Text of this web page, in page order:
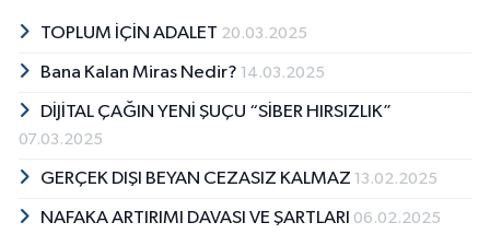
TOPLUM İÇİN ADALET 20.03.2025
Bana Kalan Miras Nedir? 14.03.2025
DİJİTAL ÇAĞIN YENİ ŞUÇU “SİBER HIRSIZLIK”
07.03.2025
GERÇEK DIŞI BEYAN CEZASIZ KALMAZ 13.02.2025
NAFAKA ARTIRIMI DAVASI VE ŞARTLARI 06.02.2025